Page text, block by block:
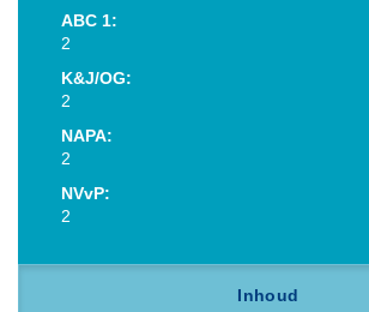
ABC 1:
2
K&J/OG:
2
NAPA:
2
NVvP:
2
Inhoud